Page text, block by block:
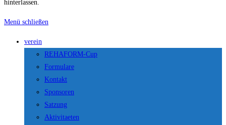
hinterlassen.
Menü schließen
verein
REHAFORM-Cup
Formulare
Kontakt
Sponsoren
Satzung
Aktivitaeten